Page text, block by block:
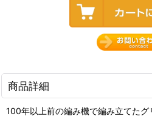
商品詳細
100年以上前の編み機で編み立てたグ